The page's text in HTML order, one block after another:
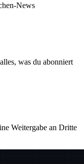
News
was du abonniert
Weitergabe an Dritte